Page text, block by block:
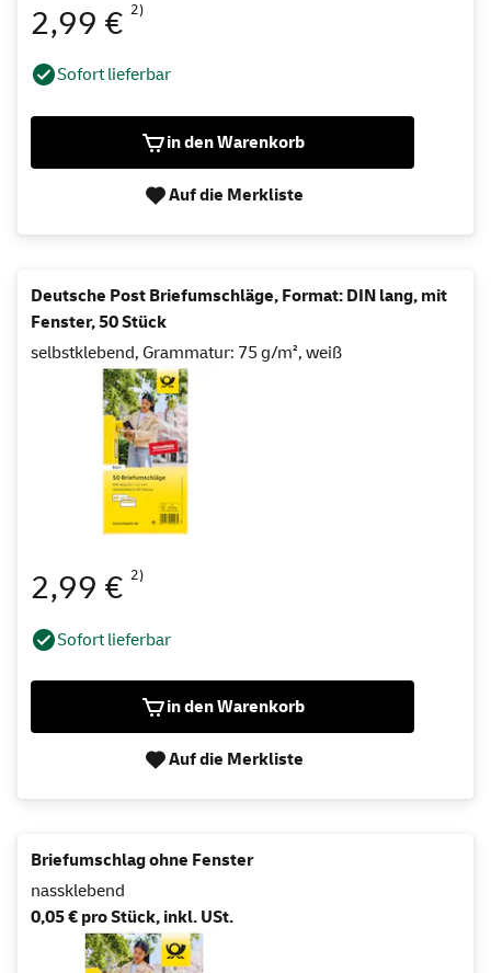
2,99 € 2)
Sofort lieferbar
in den Warenkorb
Auf die Merkliste
Deutsche Post Briefumschläge, Format: DIN lang, mit
Fenster, 50 Stück
selbstklebend, Grammatur: 75 g/m², weiß
2,99 € 2)
Sofort lieferbar
in den Warenkorb
Auf die Merkliste
Briefumschlag ohne Fenster
nassklebend
0,05 € pro Stück, inkl. USt.